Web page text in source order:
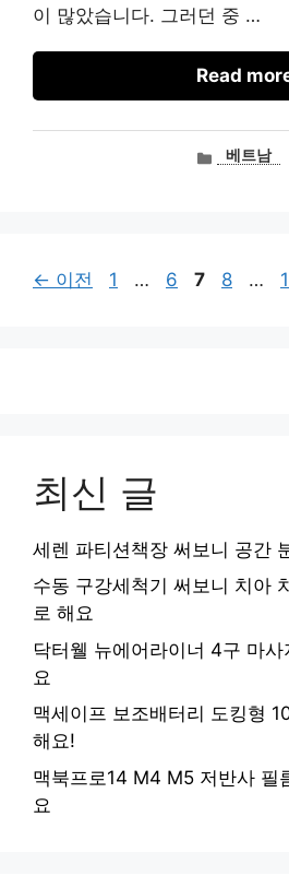
이 많았습니다. 그러던 중 …
Read
카베트남
← 이전
페
1 …
페
6
페
7
페
8 …
최신 글
세렌 파티션책장 써보니 공간
수동 구강세척기 써보니 치아
로 해요
닥터웰 뉴에어라이너 4구 마
요
맥세이프 보조배터리 도킹형
해요!
맥북프로14 M4 M5 저반사 필
요